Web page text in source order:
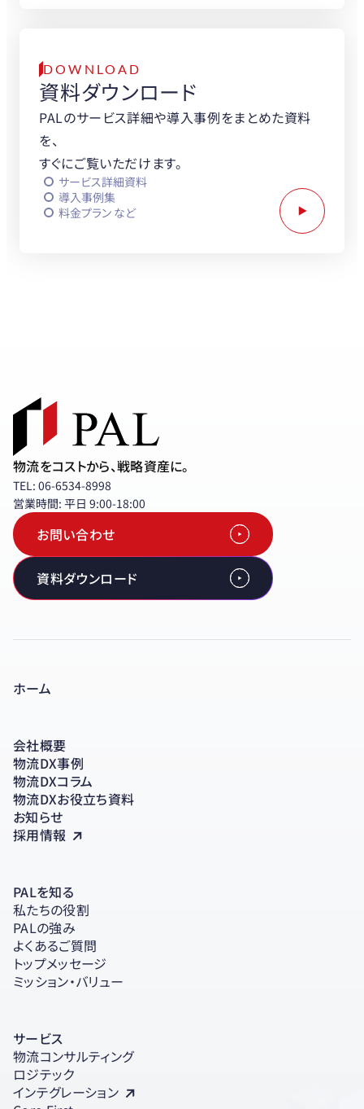
DOWNLOAD
資料ダウンロード
PALのサービス詳細や導入事例をまとめた資料
を、
すぐにご覧いただけます。
サービス詳細資料
導入事例集
料金プラン など
物流をコストから、戦略資産に。
TEL: 06-6534-8998
営業時間: 平日 9:00-18:00
お問い合わせ
資料ダウンロード
ホーム
会社概要
物流DX事例
物流DXコラム
物流DXお役立ち資料
お知らせ
採用情報
PALを知る
私たちの役割
PALの強み
よくあるご質問
トップメッセージ
ミッション・バリュー
サービス
物流コンサルティング
ロジテック
インテグレーション